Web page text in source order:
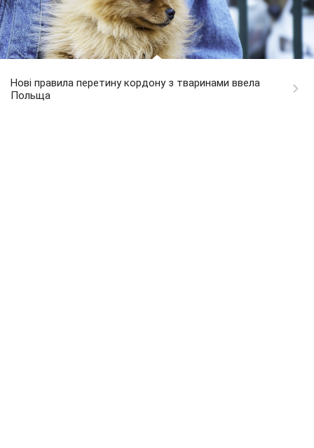
Нові правила перетину кордону з тваринами ввела
Польща